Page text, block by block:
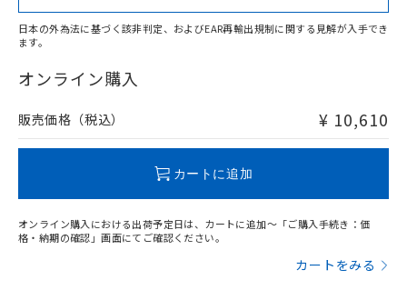
在庫等で未対応品が混在する可能性があります。
問い合わせください。
日本の外為法に基づく該非判定、およびEAR再輸出規制に関する見解が入手でき
ます。
オンライン購入
販売価格（税込） ¥ 10,610
カートに追加
オンライン購入における出荷予定日は、カートに追加～「ご購入手続き：価
格・納期の確認」画面にてご確認ください。
カートをみる